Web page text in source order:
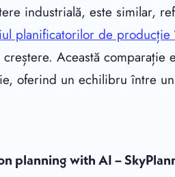
industrială, este similar,
planificatorilor de producție
Această comparație
oferind un echilibru între
planning with AI –